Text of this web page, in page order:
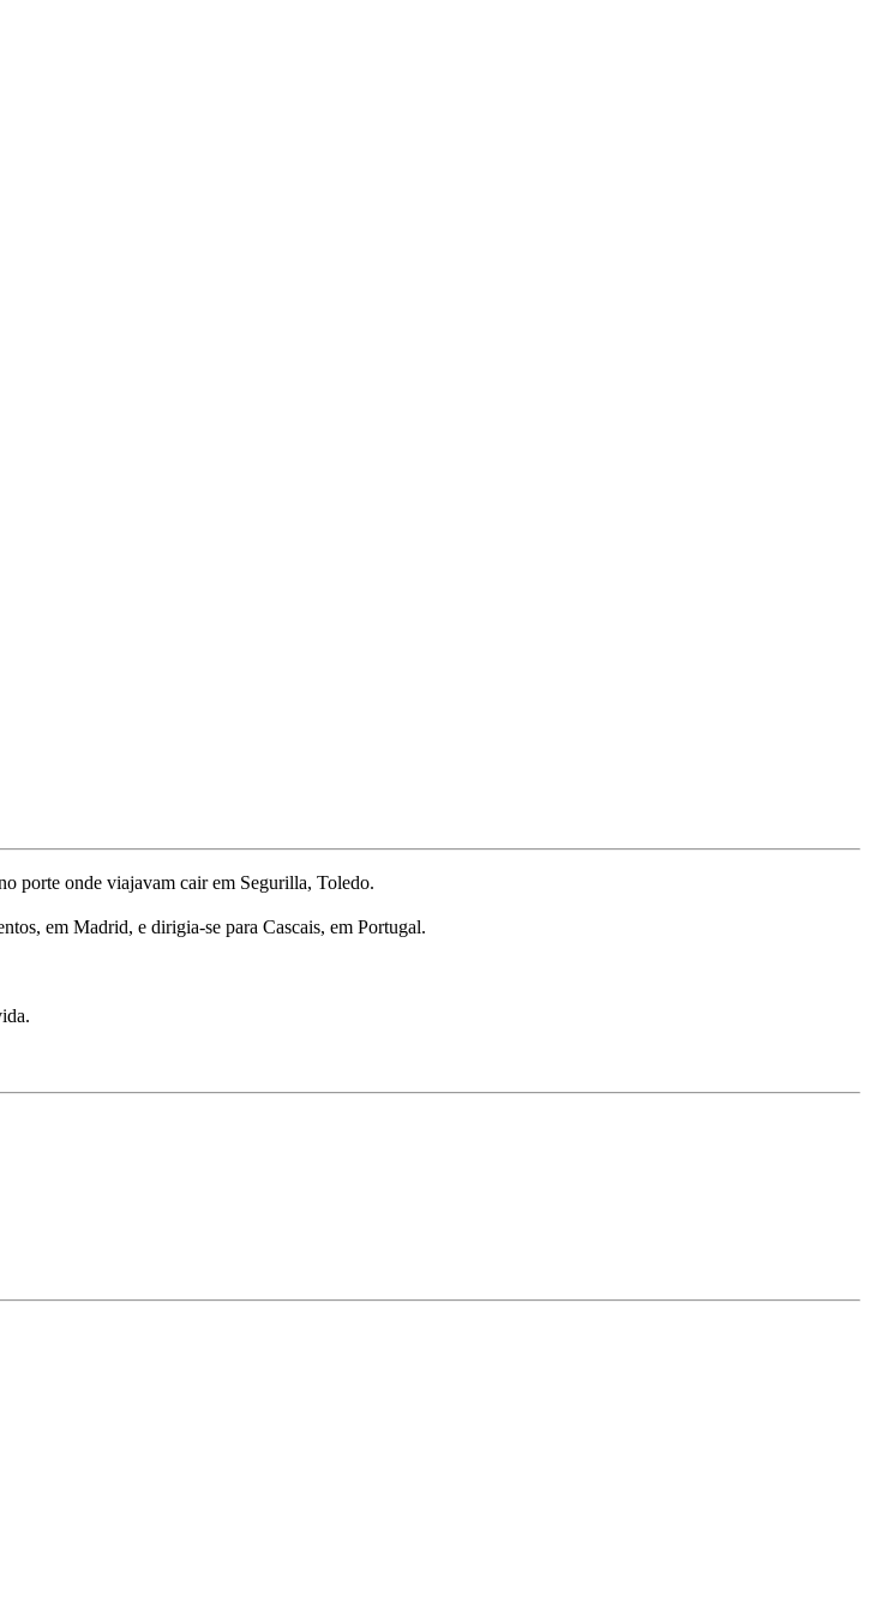
porte onde viajavam cair em Segurilla, Toledo.
em Madrid, e dirigia-se para Cascais, em Portugal.